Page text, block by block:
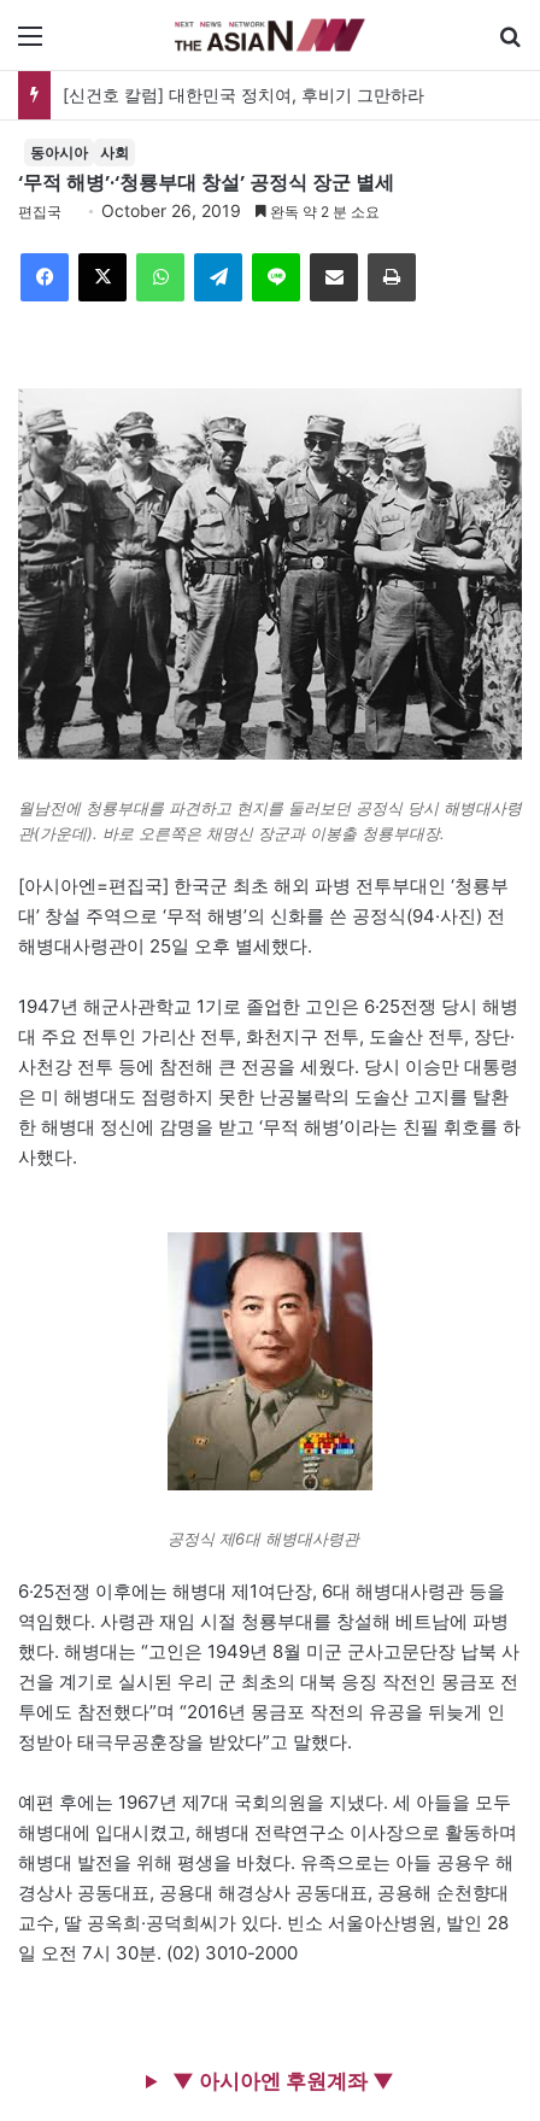
동아시아 사회
‘무적 해병’·‘청룡부대 창설’ 공정식 장군 별세
편집국 October 26, 2019 완독 약 2 분 소요
Telegram 이메일
월남전에 청룡부대를 파견하고 현지를 둘러보던 공정식 당시 해병대사령
관(가운데). 바로 오른쪽은 채명신 장군과 이봉출 청룡부대장.
[아시아엔=편집국] 한국군 최초 해외 파병 전투부대인 ‘청룡부
대’ 창설 주역으로 ‘무적 해병’의 신화를 쓴 공정식(94·사진) 전
해병대사령관이 25일 오후 별세했다.
1947년 해군사관학교 1기로 졸업한 고인은 6·25전쟁 당시 해병
대 주요 전투인 가리산 전투, 화천지구 전투, 도솔산 전투, 장단·
사천강 전투 등에 참전해 큰 전공을 세웠다. 당시 이승만 대통령
은 미 해병대도 점령하지 못한 난공불락의 도솔산 고지를 탈환
한 해병대 정신에 감명을 받고 ‘무적 해병’이라는 친필 휘호를 하
사했다.
공정식 제6대 해병대사령관
6·25전쟁 이후에는 해병대 제1여단장, 6대 해병대사령관 등을
역임했다. 사령관 재임 시절 청룡부대를 창설해 베트남에 파병
했다. 해병대는 “고인은 1949년 8월 미군 군사고문단장 납북 사
건을 계기로 실시된 우리 군 최초의 대북 응징 작전인 몽금포 전
투에도 참전했다”며 “2016년 몽금포 작전의 유공을 뒤늦게 인
정받아 태극무공훈장을 받았다”고 말했다.
예편 후에는 1967년 제7대 국회의원을 지냈다. 세 아들을 모두
해병대에 입대시켰고, 해병대 전략연구소 이사장으로 활동하며
해병대 발전을 위해 평생을 바쳤다. 유족으로는 아들 공용우 해
경상사 공동대표, 공용대 해경상사 공동대표, 공용해 순천향대
교수, 딸 공옥희·공덕희씨가 있다. 빈소 서울아산병원, 발인 28
일 오전 7시 30분. (02) 3010-2000
▼ 아시아엔 후원계좌 ▼